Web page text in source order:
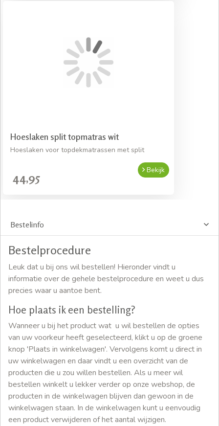
Hoeslaken split topmatras wit
Hoeslaken voor topdekmatrassen met split
44,95
Bekijk
Bestelinfo
Bestelprocedure
Leuk dat u bij ons wil bestellen! Hieronder vindt u
informatie over de gehele bestelprocedure en weet u dus
precies waar u aantoe bent.
Hoe plaats ik een bestelling?
Wanneer u bij het product wat u wil bestellen de opties
van uw voorkeur heeft geselecteerd, klikt u op de groene
knop 'Plaats in winkelwagen'. Vervolgens komt u direct in
uw winkelwagen en daar vindt u een overzicht van de
producten die u zou willen bestellen. Als u meer wil
bestellen winkelt u lekker verder op onze webshop, de
producten in de winkelwagen blijven dan gewoon in de
winkelwagen staan. In de winkelwagen kunt u eenvoudig
een product verwijderen of het aantal wijzigen.